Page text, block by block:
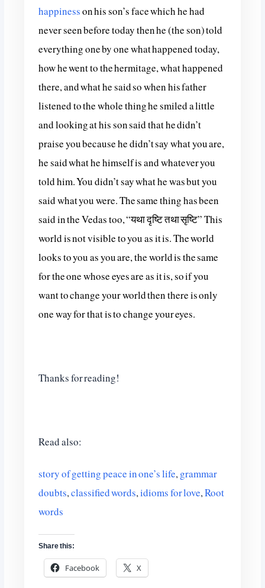
happinesson his son’s face which he had
never seen before today then he (the son) told
everything one by one what happened today,
how he went to the hermitage, what happened
there, and what he said so when his father
listened to the whole thing he smiled a little
and looking at his son said that hedidn’t
praise you because he didn’t say what you are,
he said what he himself is and whatever you
told him. You didn’t say what he was but you
said what you were. The same thing has been
said in the Vedas too, “यथा दृष्टि तथा सृष्टि” This
world is not visible to you as it is. The world
looks to you as you are, the world is the same
for the one whose eyes are as it is, so if you
want to change your world then there is only
one way for that is to change your eyes.
Thanks for reading!
Read also:
story of getting peace in one’s life,grammar
doubts,classified words,idioms for love,Root
words
Share this:
Facebook X